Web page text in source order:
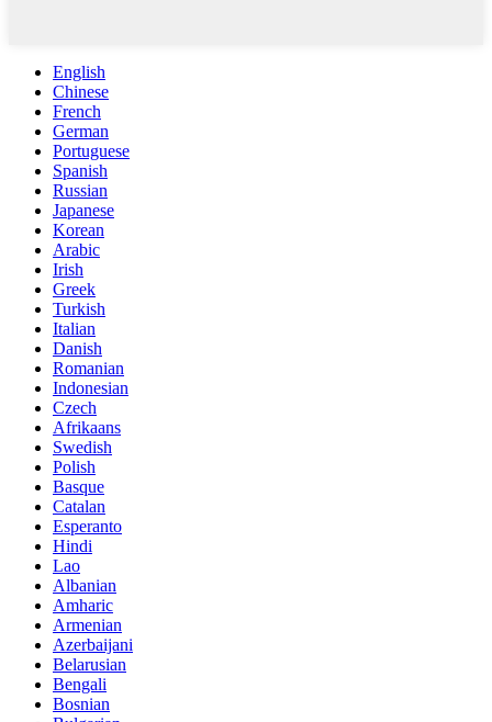
English
Chinese
French
German
Portuguese
Spanish
Russian
Japanese
Korean
Arabic
Irish
Greek
Turkish
Italian
Danish
Romanian
Indonesian
Czech
Afrikaans
Swedish
Polish
Basque
Catalan
Esperanto
Hindi
Lao
Albanian
Amharic
Armenian
Azerbaijani
Belarusian
Bengali
Bosnian